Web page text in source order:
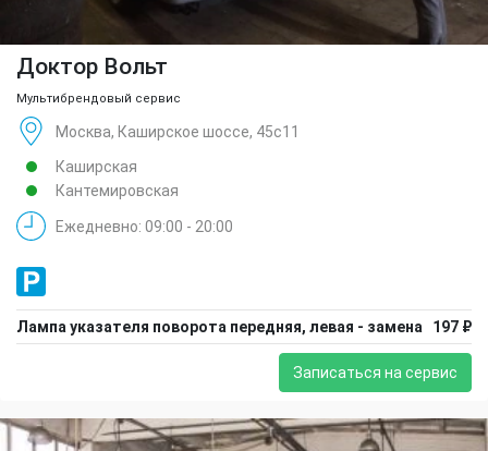
Доктор Вольт
Мультибрендовый сервис
Москва, Каширское шоссе, 45с11
Каширская
Кантемировская
Ежедневно: 09:00 - 20:00
Лампа указателя поворота передняя, левая - замена 197 ₽
Записаться на сервис